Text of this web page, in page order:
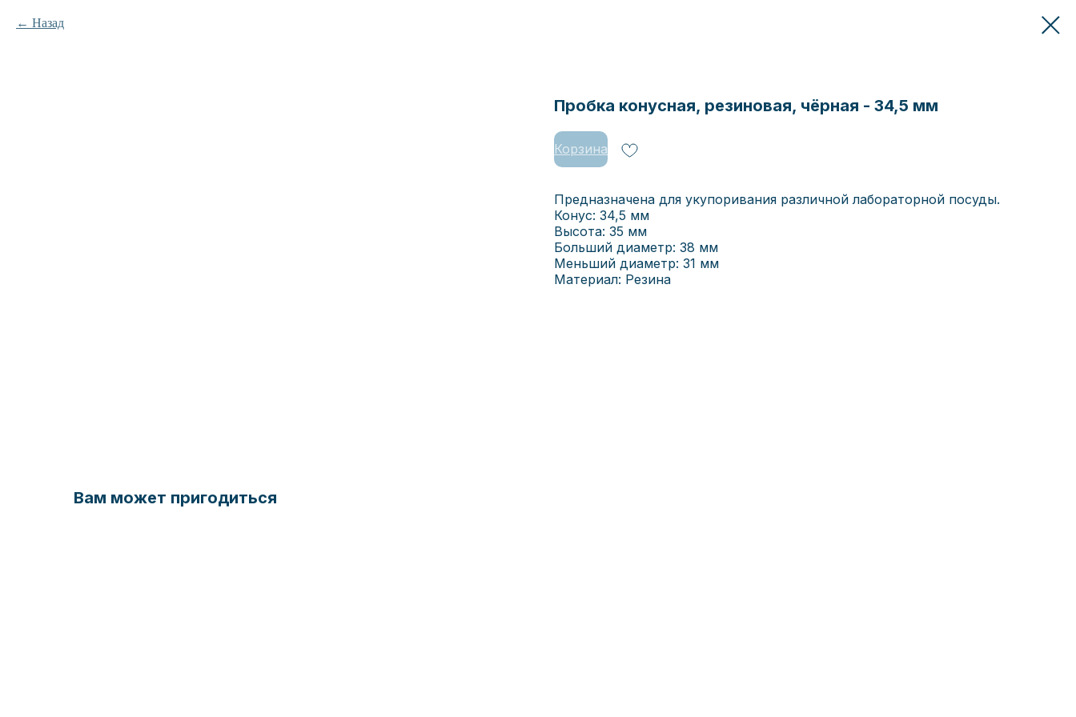
Назад
Пробка конусная, резиновая, чёрная - 34,5 мм
Корзина
Предназначена для укупоривания различной лабораторной посуды.
Конус: 34,5 мм
Высота: 35 мм
Больший диаметр: 38 мм
Меньший диаметр: 31 мм
Материал: Резина
Вам может пригодиться